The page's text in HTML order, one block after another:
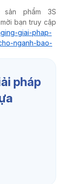
phẩm 3S
bạn truy cập
giai-phap-
nganh-bao-
pháp